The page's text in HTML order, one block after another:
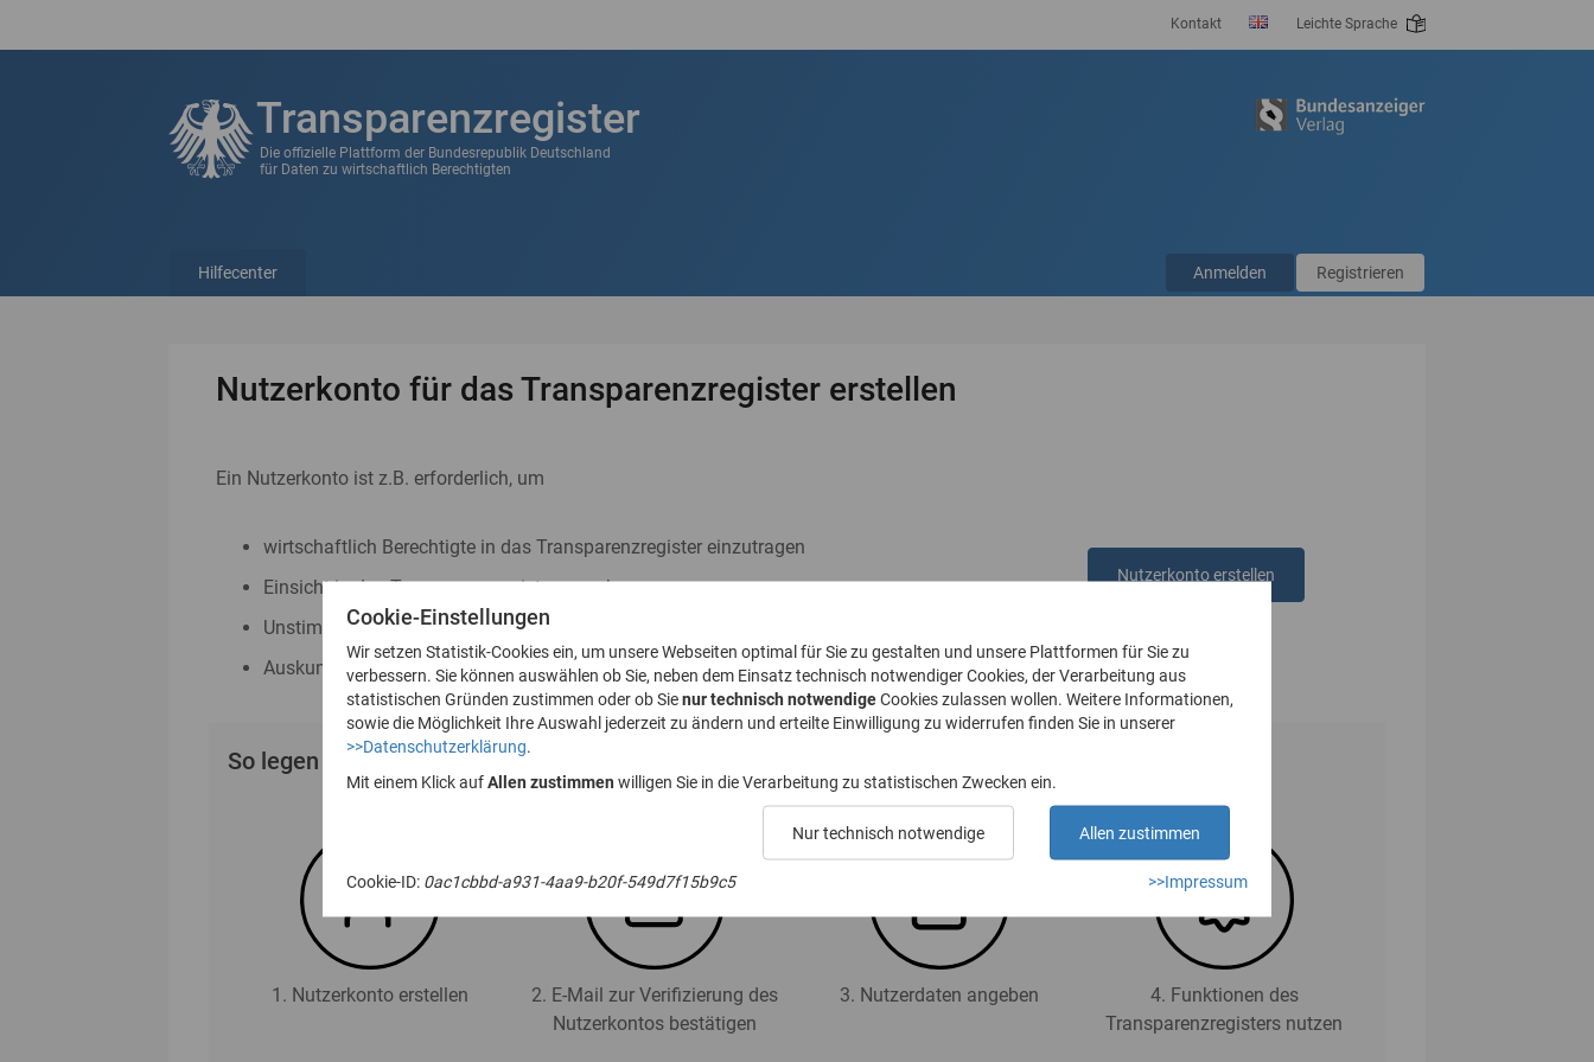
Kontakt Leichte Sprache
Transparenzregister
Die offizielle Plattform der Bundesrepublik Deutschland
für Daten zu wirtschaftlich Berechtigten
Anmelden Registrieren
Hilfecenter
Nutzerkonto für das Transparenzregister erstellen
Ein Nutzerkonto ist z.B. erforderlich, um
wirtschaftlich Berechtigte in das Transparenzregister einzutragen
Einsicht in das Transparenzregister zu nehmen
Unstimmigkeitsmeldungen nach § 23a GwG abzugeben
Auskunftsanträge nach § 23 Abs. 8 GwG zu stellen
Nutzerkonto erstellen
oderanmelden
So legen Sie Ihr Nutzerkonto für das Transparenzregister an (Registrierung):
1. Nutzerkonto erstellen
2. E-Mail zur Verifizierung des
Nutzerkontos bestätigen
3. Nutzerdaten angeben
4. Funktionen des
Transparenzregisters nutzen
Cookie-Einstellungen
Wir setzen Statistik-Cookies ein, um unsere Webseiten optimal für Sie zu gestalten und unsere Plattformen für Sie zu
verbessern. Sie können auswählen ob Sie, neben dem Einsatz technisch notwendiger Cookies, der Verarbeitung aus
statistischen Gründen zustimmen oder ob Sienur technisch notwendigeCookies zulassen wollen. Weitere Informationen,
sowie die Möglichkeit Ihre Auswahl jederzeit zu ändern und erteilte Einwilligung zu widerrufen finden Sie in unserer
>>Datenschutzerklärung
Mit einem Klick auf Allen zustimmen willigen Sie in die Verarbeitung zu statistischen Zwecken ein.
Nur technisch notwendige Allen zustimmen
Cookie-ID: 0ac1cbbd-a931-4aa9-b20f-549d7f15b9c5 >>Impressum